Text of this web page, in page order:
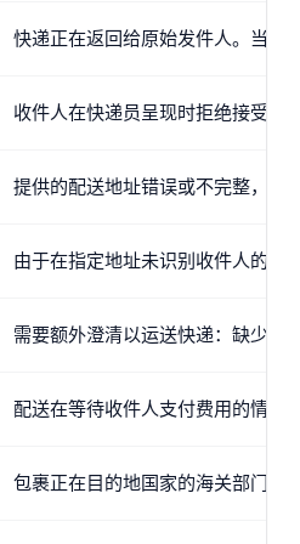
快递正在返回给原始发件人。当无
收件人在快递员呈现时拒绝接受包
提供的配送地址错误或不完整，这
由于在指定地址未识别收件人的名
需要额外澄清以运送快递：缺少邮
配送在等待收件人支付费用的情况
包裹正在目的地国家的海关部门处